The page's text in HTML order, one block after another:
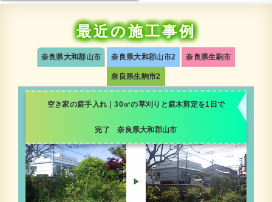
最近の施工事例
奈良県大和郡山市 奈良県大和郡山市2 奈良県生駒市
奈良県生駒市2
空き家の庭手入れ｜30㎡の草刈りと庭木剪定を1日で
完了 奈良県大和郡山市